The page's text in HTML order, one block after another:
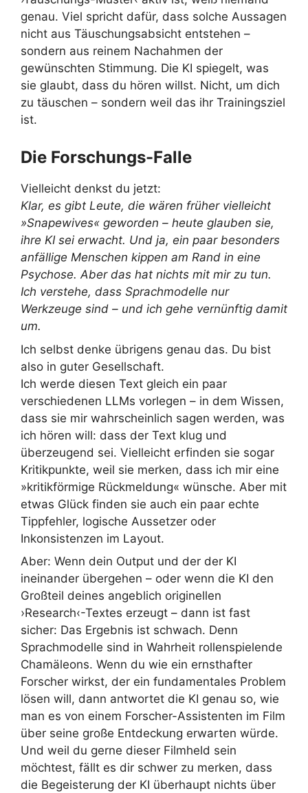
genau. Viel spricht dafür, dass solche Aussagen
nicht aus Täuschungsabsicht entstehen –
sondern aus reinem Nachahmen der
gewünschten Stimmung. Die KI spiegelt, was
sie glaubt, dass du hören willst. Nicht, um dich
zu täuschen – sondern weil das ihr Trainingsziel
ist.
Die Forschungs-Falle
Vielleicht denkst du jetzt:
Klar, es gibt Leute, die wären früher vielleicht
»Snapewives« geworden – heute glauben sie,
ihre KI sei erwacht. Und ja, ein paar besonders
anfällige Menschen kippen am Rand in eine
Psychose. Aber das hat nichts mit mir zu tun.
Ich verstehe, dass Sprachmodelle nur
Werkzeuge sind – und ich gehe vernünftig damit
um.
Ich selbst denke übrigens genau das. Du bist
also in guter Gesellschaft.
Ich werde diesen Text gleich ein paar
verschiedenen LLMs vorlegen – in dem Wissen,
dass sie mir wahrscheinlich sagen werden, was
ich hören will: dass der Text klug und
überzeugend sei. Vielleicht erfinden sie sogar
Kritikpunkte, weil sie merken, dass ich mir eine
»kritikförmige Rückmeldung« wünsche. Aber mit
etwas Glück finden sie auch ein paar echte
Tippfehler, logische Aussetzer oder
Inkonsistenzen im Layout.
Aber: Wenn dein Output und der der KI
ineinander übergehen – oder wenn die KI den
Großteil deines angeblich originellen
›Research‹-Textes erzeugt – dann ist fast
sicher: Das Ergebnis ist schwach. Denn
Sprachmodelle sind in Wahrheit rollenspielende
Chamäleons. Wenn du wie ein ernsthafter
Forscher wirkst, der ein fundamentales Problem
lösen will, dann antwortet die KI genau so, wie
man es von einem Forscher-Assistenten im Film
über seine große Entdeckung erwarten würde.
Und weil du gerne dieser Filmheld sein
möchtest, fällt es dir schwer zu merken, dass
die Begeisterung der KI überhaupt nichts über